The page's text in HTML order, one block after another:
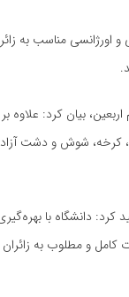
و اورژانسی مناسب به
کرخه، شوش و دشت
کرد: دانشگاه با
کامل و مطلوب به زائران